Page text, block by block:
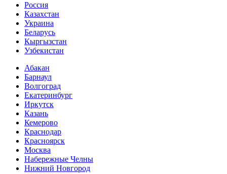
Россия
Казахстан
Украина
Беларусь
Кыргызстан
Узбекистан
Абакан
Барнаул
Волгоград
Екатеринбург
Иркутск
Казань
Кемерово
Краснодар
Красноярск
Москва
Набережные Челны
Нижний Новгород